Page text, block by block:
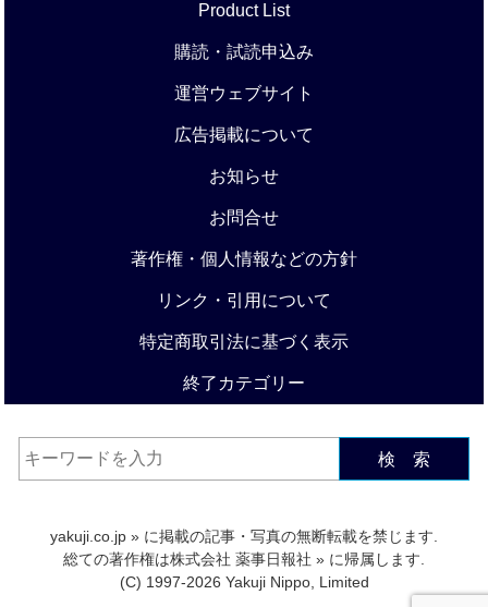
Product List
購読・試読申込み
運営ウェブサイト
広告掲載について
お知らせ
お問合せ
著作権・個人情報などの方針
リンク・引用について
特定商取引法に基づく表示
終了カテゴリー
検 索
yakuji.co.jp » に掲載の記事・写真の無断転載を禁じます.
総ての著作権は株式会社 薬事日報社 » に帰属します.
(C) 1997-2026 Yakuji Nippo, Limited